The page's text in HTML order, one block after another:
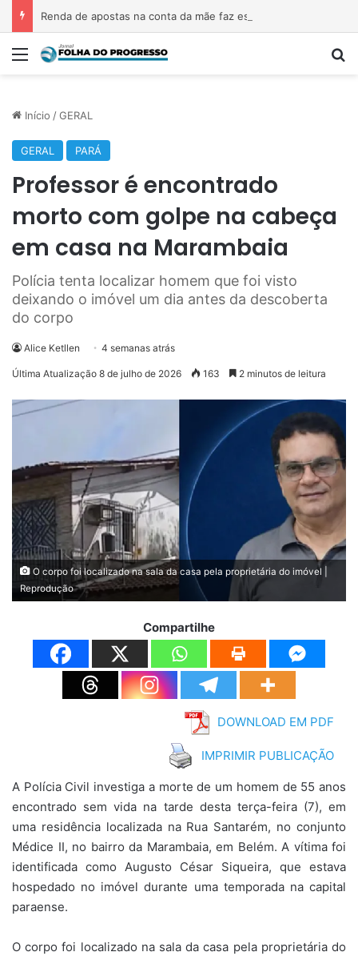
Menu
Início /GERAL
GERAL PARÁ
Professor é encontrado
morto com golpe na cabeça
em casa na Marambaia
Polícia tenta localizar homem que foi visto
deixando o imóvel um dia antes da descoberta
do corpo
Alice Ketllen 4 semanas atrás
Última Atualização 8 de julho de 2026 163 2 minutos de leitura
O corpo foi localizado na sala da casa pela proprietária do imóvel |
Reprodução
Compartilhe
DOWNLOAD EM PDF
IMPRIMIR PUBLICAÇÃO
A Polícia Civil investiga a morte de um homem de 55 anos
encontrado sem vida na tarde desta terça-feira (7), em
uma residência localizada na Rua Santarém, no conjunto
Médice II, no bairro da Marambaia, em Belém. A vítima foi
identificada como Augusto César Siqueira, que estava
hospedado no imóvel durante uma temporada na capital
paraense.
O corpo foi localizado na sala da casa pela proprietária do